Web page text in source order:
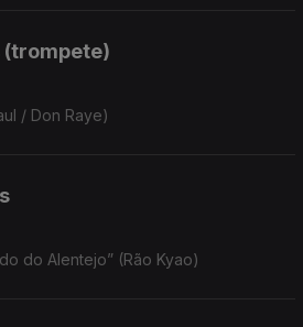
(trompete)
/ Don Raye)
do Alentejo” (Rão Kyao)